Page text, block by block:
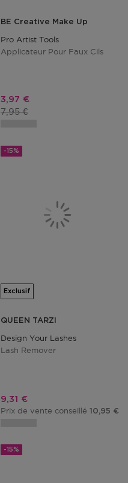
BE Creative Make Up
Pro Artist Tools
Applicateur Pour Faux Cils
Prix promotionnel
3,97 €
Prix du produit
7,95 €
-15%
Exclusif
QUEEN TARZI
Design Your Lashes
Lash Remover
Prix promotionnel
9,31 €
Prix de vente conseillé 10,95 €
-15%